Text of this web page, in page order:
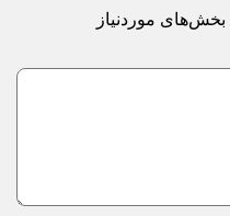
بخش‌های موردنیاز